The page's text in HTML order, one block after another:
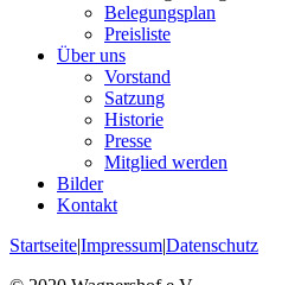
Belegungsplan
Preisliste
Über uns
Vorstand
Satzung
Historie
Presse
Mitglied werden
Bilder
Kontakt
Startseite|Impressum|Datenschutz